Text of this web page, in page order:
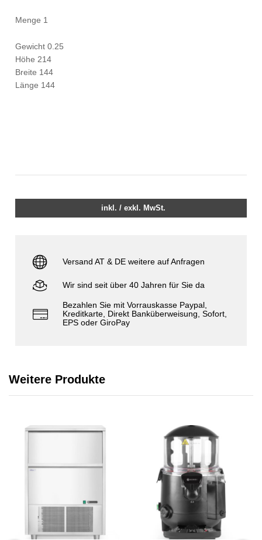
Menge 1
Gewicht 0.25
Höhe 214
Breite 144
Länge 144
inkl. / exkl. MwSt.
Versand AT & DE weitere auf Anfragen
Wir sind seit über 40 Jahren für Sie da
Bezahlen Sie mit Vorrauskasse Paypal,
Kreditkarte, Direkt Banküberweisung, Sofort,
EPS oder GiroPay
Weitere Produkte